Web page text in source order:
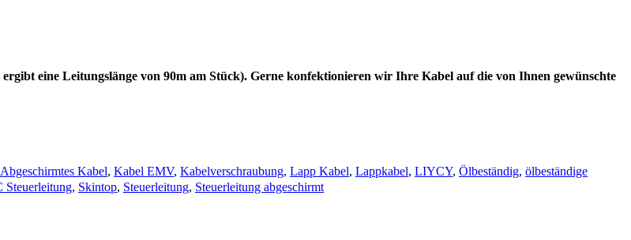
eine Leitungslänge von 90m am Stück). Gerne konfektionieren wir Ihre Kabel auf die von Ihnen gewünschte
Abgeschirmtes Kabel, Kabel EMV, Kabelverschraubung, Lapp Kabel, Lappkabel, LIYCY, Ölbeständig, ölbeständige
Steuerleitung, Skintop, Steuerleitung, Steuerleitung abgeschirmt